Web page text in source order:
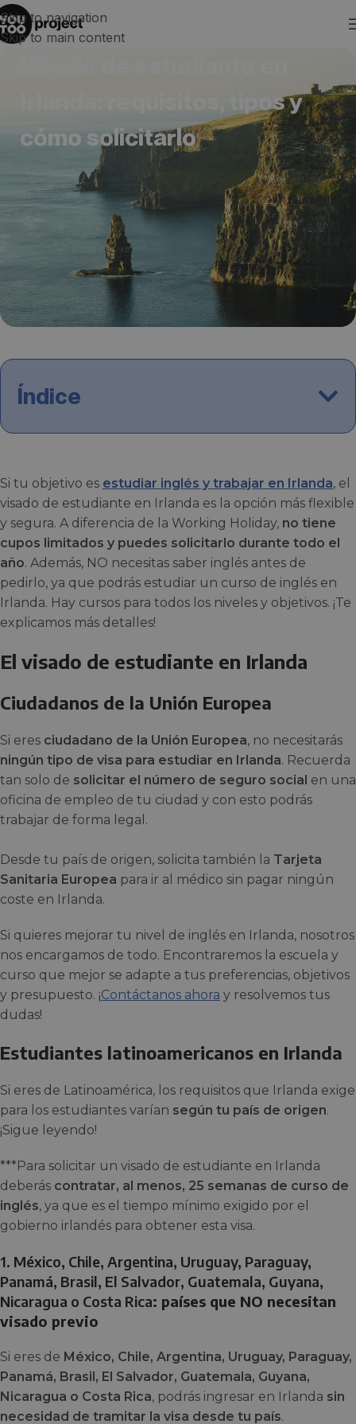
Skip to navigation
Skip to main content
Irlanda: requisitos, tipos y
cómo solicitarlo
Índice
Si tu objetivo es estudiar inglés y trabajar en Irlanda, el
visado de estudiante en Irlanda es la opción más flexible
y segura. A diferencia de la Working Holiday, no tiene
cupos limitados y puedes solicitarlo durante todo el
año. Además, NO necesitas saber inglés antes de
pedirlo, ya que podrás estudiar un curso de inglés en
Irlanda. Hay cursos para todos los niveles y objetivos. ¡Te
explicamos más detalles!
El visado de estudiante en Irlanda
Ciudadanos de la Unión Europea
Si eres ciudadano de la Unión Europea, no necesitarás
ningún tipo de visa para estudiar en Irlanda. Recuerda
tan solo de solicitar el número de seguro social en una
oficina de empleo de tu ciudad y con esto podrás
trabajar de forma legal.
Desde tu país de origen, solicita también la Tarjeta
Sanitaria Europea para ir al médico sin pagar ningún
coste en Irlanda.
Si quieres mejorar tu nivel de inglés en Irlanda, nosotros
nos encargamos de todo. Encontraremos la escuela y
curso que mejor se adapte a tus preferencias, objetivos
y presupuesto. ¡Contáctanos ahora y resolvemos tus
dudas!
Estudiantes latinoamericanos en Irlanda
Si eres de Latinoamérica, los requisitos que Irlanda exige
para los estudiantes varían según tu país de origen.
¡Sigue leyendo!
***Para solicitar un visado de estudiante en Irlanda
deberás contratar, al menos, 25 semanas de curso de
inglés, ya que es el tiempo mínimo exigido por el
gobierno irlandés para obtener esta visa.
1. México, Chile, Argentina, Uruguay, Paraguay,
Panamá, Brasil, El Salvador, Guatemala, Guyana,
Nicaragua o Costa Rica: países que NO necesitan
visado previo
Si eres de México, Chile, Argentina, Uruguay, Paraguay,
Panamá, Brasil, El Salvador, Guatemala, Guyana,
Nicaragua o Costa Rica, podrás ingresar en Irlanda sin
necesidad de tramitar la visa desde tu país.